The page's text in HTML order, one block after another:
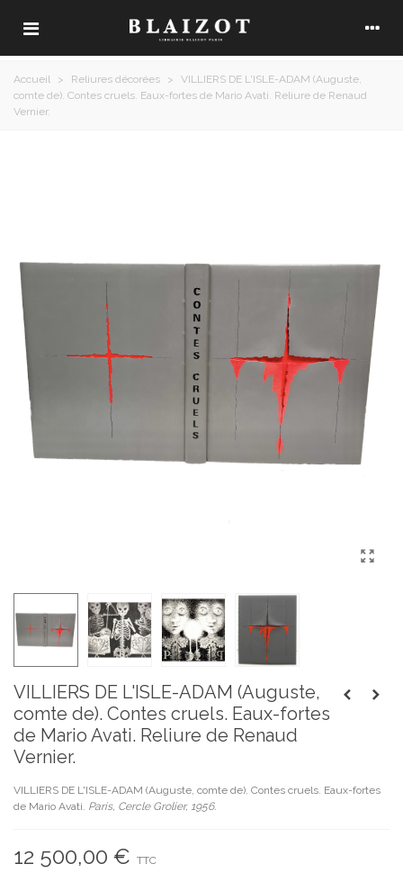
Accueil > Reliures décorées >
VILLIERS DE L'ISLE-ADAM (Auguste,
comte de). Contes cruels. Eaux-fortes de Mario Avati. Reliure de Renaud
Vernier.
VILLIERS DE L'ISLE-ADAM (Auguste,
comte de). Contes cruels. Eaux-fortes
de Mario Avati. Reliure de Renaud
Vernier.
VILLIERS DE L'ISLE-ADAM (Auguste, comte de). Contes cruels. Eaux-fortes
de Mario Avati. Paris, Cercle Grolier, 1956.
12 500,00 € TTC